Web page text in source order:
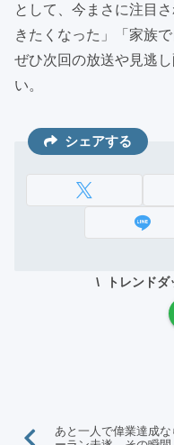
として、今まさに注目
きたくなった」「家族
ぜひ次回の放送や見逃
い。
シェアする
トレンド
あと一人で偉業達成